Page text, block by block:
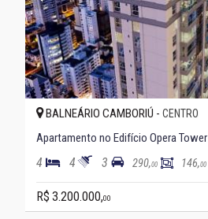
BALNEÁRIO CAMBORIÚ - CENTRO
Apartamento no Edifício Opera Tower
4 4 3 290,00 146,00
R$ 3.200.000,00